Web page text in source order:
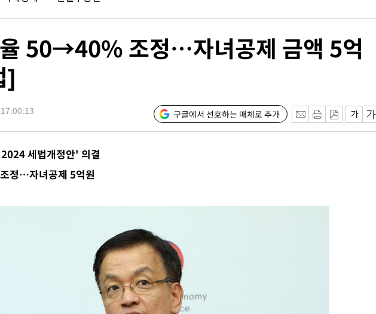
…영등포 순간 '40도'
른 801.67 마감
린 6296.38 마감
원 마감
부차기 끝 과달라하라 격파
나며 폭염 잠시 꺾인다"
시간 걸린 초유의 압수수색(종
닥 0.3%↓, 다우 0.14%↑
문에 "현재는 내부 지침 준수"
50→40% 조정…자녀공제 금액 5억
]
구글에서 선호하는 매체로 추가
세법개정안' 의결
정…자녀공제 5억원